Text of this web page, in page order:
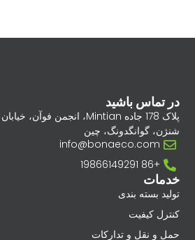
خدمات
تولید بسته بندی
کنترل کیفیت
حمل و نقل و تدارکات
در تماس باشید
شنژن، گوانگدونگ، چین
info@bonaeco.com
+86 19866149291